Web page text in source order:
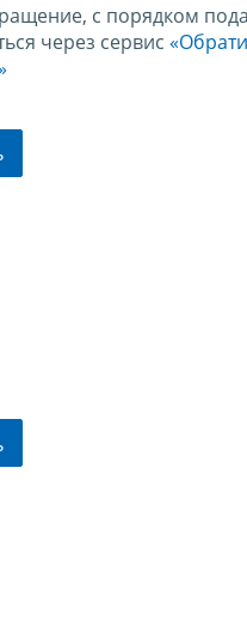
с порядком
через сервис